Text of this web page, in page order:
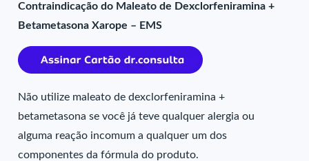
Contraindicação do Maleato de Dexclorfeniramina +
Betametasona Xarope – EMS
Não utilize maleato de dexclorfeniramina +
betametasona se você já teve qualquer alergia ou
alguma reação incomum a qualquer um dos
componentes da fórmula do produto.